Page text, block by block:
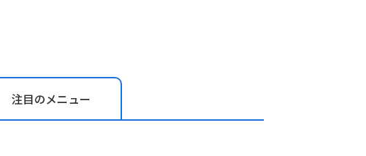
注目のメニュー